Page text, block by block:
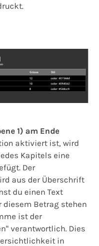
1) am Ende
aktiviert ist, wird
Kapitels eine
Der
aus der Überschrift
du einen Text
Betrag stehen
ist der
verantwortlich. Dies
in